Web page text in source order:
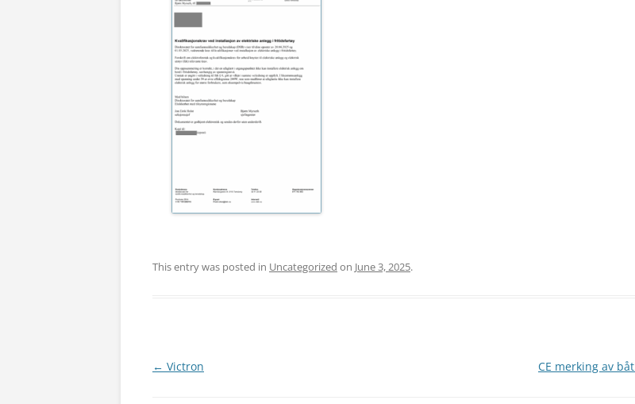
This entry was posted in Uncategorized on June 3, 2025.
Post
← Victron CE merking av båt